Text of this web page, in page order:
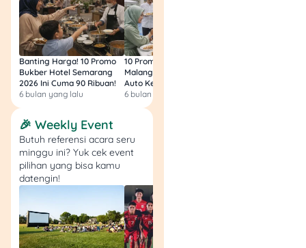
Promo:Cashback 25%
(maks. Rp25.000)
pembayaran QRIS NEW
BANGGA di Subway
📅Periode:3 November
2025 – 30 April 2026
💳
melalui aplikasi mobile
banking NEW BANGGA
(Nasabah Bank Ganesha)
📍Lokasi: Seluruh outlet
@subway.indonesia (tidak
airport)
💡Catatan:
Banting Harga! 10 Promo
Bukber Hotel Semarang
2026 Ini Cuma 90 Ribuan!
6 bulan yang lalu
10 Promo Bukber Hotel
Malang 2026: Start 75rb,
Auto Kenyang!
6 bulan yang lalu
🎉 Weekly Event
Butuh referensi acara seru
minggu ini? Yuk cek event
pilihan yang bisa kamu
datengin!